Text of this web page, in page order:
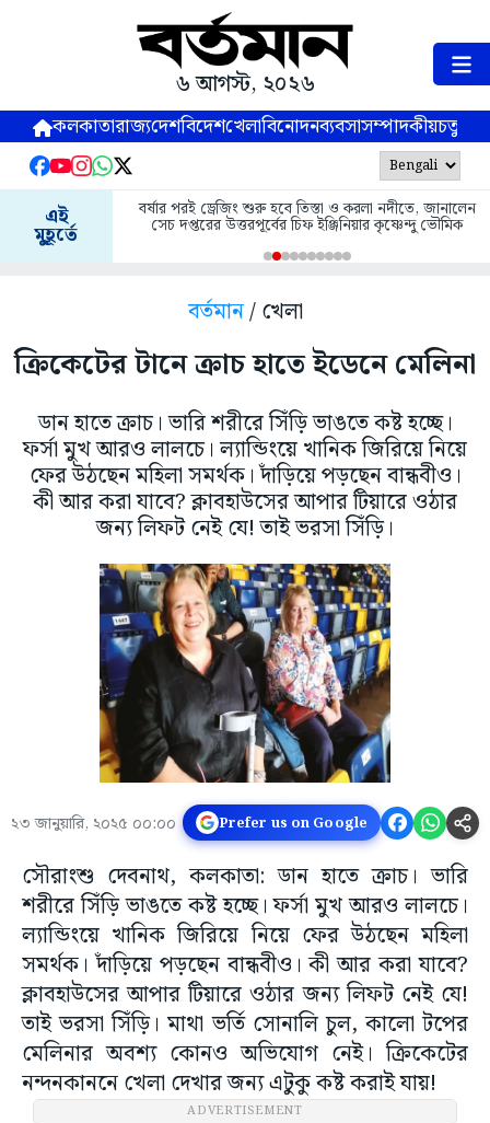
৬ আগস্ট, ২০২৬
কলকাতারাজ্যদেশবিদেশখেলাবিনোদনব্যবসাসম্পাদকীয়
এই
মুহূর্তে
বর্ষার পরই ড্রেজিং শুরু হবে তিস্তা ও করলা নদীতে, জানালেন
সেচ দপ্তরের উত্তরপূর্বের চিফ ইঞ্জিনিয়ার কৃষ্ণেন্দু ভৌমিক
বর্তমান/ খেলা
ক্রিকেটের টানে ক্রাচ হাতে ইডেনে মেলিনা
ডান হাতে ক্রাচ। ভারি শরীরে সিঁড়ি ভাঙতে কষ্ট হচ্ছে।
ফর্সা মুখ আরও লালচে। ল্যান্ডিংয়ে খানিক জিরিয়ে নিয়ে
ফের উঠছেন মহিলা সমর্থক। দাঁড়িয়ে পড়ছেন বান্ধবীও।
কী আর করা যাবে? ক্লাবহাউসের আপার টিয়ারে ওঠার
জন্য লিফট নেই যে! তাই ভরসা সিঁড়ি।
২৩ জানুয়ারি, ২০২৫ ০০:০০ Prefer us on Google
সৌরাংশু দেবনাথ, কলকাতা: ডান হাতে ক্রাচ। ভারি
শরীরে সিঁড়ি ভাঙতে কষ্ট হচ্ছে। ফর্সা মুখ আরও লালচে।
ল্যান্ডিংয়ে খানিক জিরিয়ে নিয়ে ফের উঠছেন মহিলা
সমর্থক। দাঁড়িয়ে পড়ছেন বান্ধবীও। কী আর করা যাবে?
ক্লাবহাউসের আপার টিয়ারে ওঠার জন্য লিফট নেই যে!
তাই ভরসা সিঁড়ি। মাথা ভর্তি সোনালি চুল, কালো টপের
মেলিনার অবশ্য কোনও অভিযোগ নেই। ক্রিকেটের
নন্দনকাননে খেলা দেখার জন্য এটুকু কষ্ট করাই যায়!
ADVERTISEMENT